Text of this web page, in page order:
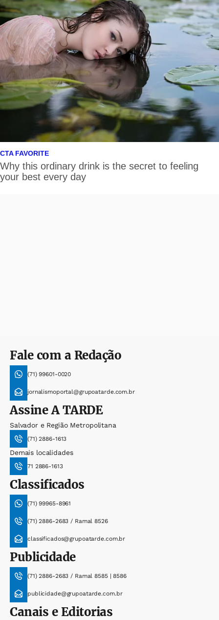
Fale com a Redação
(71) 99601-0020
jornalismoportal@grupoatarde.com.br
AssineA TARDE
Salvador e Região Metropolitana
(71) 2886-1613
Demais localidades
71 2886-1613
Classificados
(71) 99965-8961
(71) 2886-2683 / Ramal 8526
classificados@grupoatarde.com.br
Publicidade
(71) 2886-2683 / Ramal 8585 | 8586
publicidade@grupoatarde.com.br
Canais e Editorias